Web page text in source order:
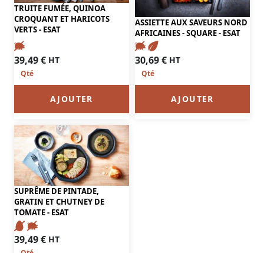
TRUITE FUMÉE, QUINOA
CROQUANT ET HARICOTS
VERTS - ESAT
39,49€ HT
AJOUTER
ASSIETTE AUX SAVEURS NORD
AFRICAINES - SQUARE - ESAT
30,69€ HT
AJOUTER
SUPRÊME DE PINTADE,
GRATIN ET CHUTNEY DE
TOMATE - ESAT
39,49€ HT